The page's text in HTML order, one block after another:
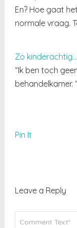
En? Hoe gaat
normale vraag.
Zo kinderachtig...
“Ik ben toch
behandelkamer.
Pin It
Leave a Reply